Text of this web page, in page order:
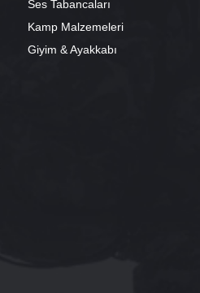
Ses Tabancaları
Kamp Malzemeleri
Giyim & Ayakkabı